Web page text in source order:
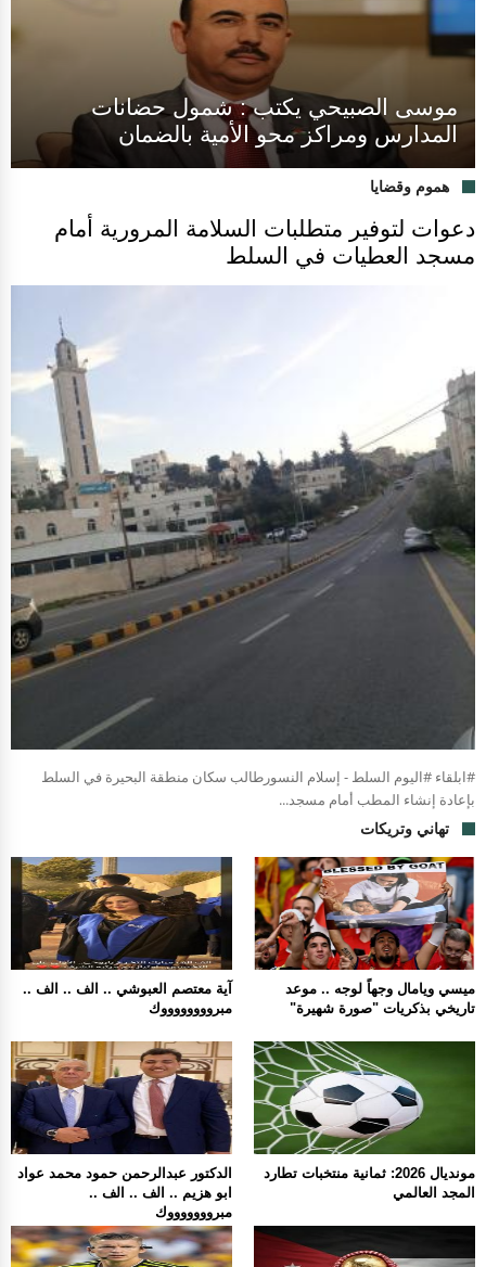
موسى الصبيحي يكتب : شمول حضانات
المدارس ومراكز محو الأمية بالضمان
هموم وقضايا
دعوات لتوفير متطلبات السلامة المرورية أمام
مسجد العطيات في السلط
#ابلقاء #اليوم السلط - إسلام النسورطالب سكان منطقة البحيرة في السلط
بإعادة إنشاء المطب أمام مسجد...
تهاني وتريكات
آية معتصم العبوشي .. الف .. الف ..
مبرووووووووك
ميسي ويامال وجهاً لوجه .. موعد
تاريخي بذكريات "صورة شهيرة"
الدكتور عبدالرحمن حمود محمد عواد
ابو هزيم .. الف .. الف ..
مبروووووووك
مونديال 2026: ثمانية منتخبات تطارد
المجد العالمي